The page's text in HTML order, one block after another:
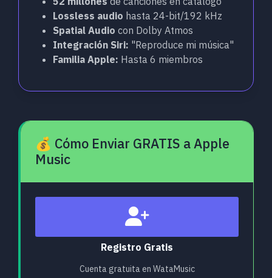
Lossless audio hasta 24-bit/192 kHz
Spatial Audio con Dolby Atmos
Integración Siri: "Reproduce mi música"
Familia Apple: Hasta 6 miembros
💰 Cómo Enviar GRATIS a Apple
Music
Registro Gratis
Cuenta gratuita en WataMusic